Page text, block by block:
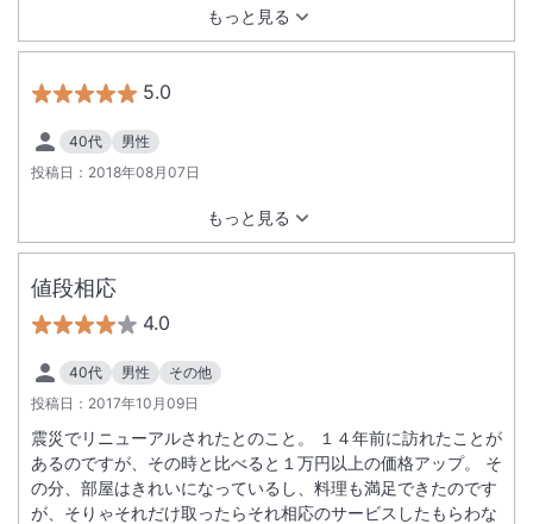
もっと見る
5.0
40代
男性
投稿日： 2018年08月07日
もっと見る
値段相応
4.0
40代 男性
その他
投稿日： 2017年10月09日
震災でリニューアルされたとのこと。 １４年前に訪れたことが
あるのですが、その時と比べると１万円以上の価格アップ。 そ
の分、部屋はきれいになっているし、料理も満足できたのです
が、そりゃそれだけ取ったらそれ相応のサービスしたもらわな